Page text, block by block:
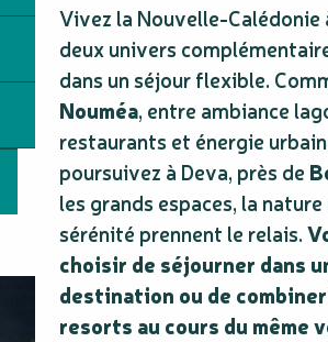
Vivez la Nouvelle-Calédonie
deux univers
dans un séjour flexible.
Nouméa, entre ambiance
restaurants et énergie
poursuivez à Deva, près de
les grands espaces, la
sérénité prennent le relais.
choisir de séjourner dans
destination ou de
resorts au cours du même